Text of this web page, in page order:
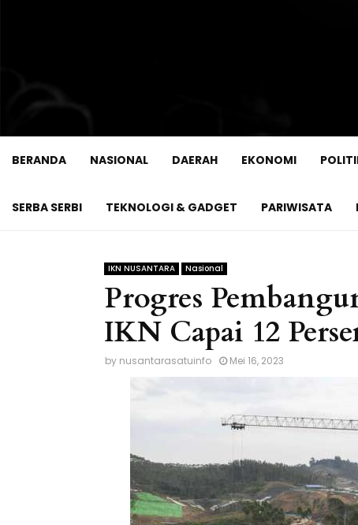
BERANDA NASIONAL DAERAH EKONOMI
SERBA SERBI TEKNOLOGI & GADGET PARIWISATA
IKN NUSANTARA Nasional
Progres
IKN Capai 12
by nusantarasatuinfo Mei 16, 2023